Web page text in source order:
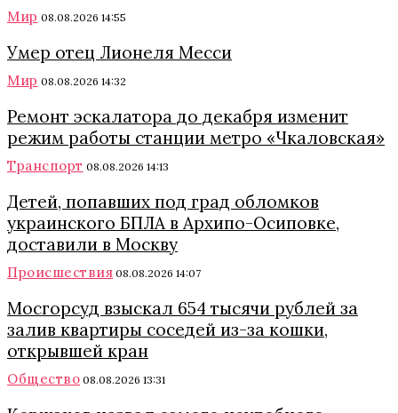
Мир 08.08.2026 14:55
Умер отец Лионеля Месси
Мир 08.08.2026 14:32
Ремонт эскалатора до декабря изменит
режим работы станции метро «Чкаловская»
Транспорт 08.08.2026 14:13
Детей, попавших под град обломков
украинского БПЛА в Архипо-Осиповке,
доставили в Москву
Происшествия 08.08.2026 14:07
Мосгорсуд взыскал 654 тысячи рублей за
залив квартиры соседей из-за кошки,
открывшей кран
Общество 08.08.2026 13:31